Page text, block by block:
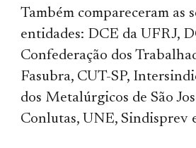
Também compareceram as
entidades: DCE da UFRJ,
Confederação dos
Fasubra, CUT-SP,
dos Metalúrgicos de São
Conlutas, UNE, Sindisprev